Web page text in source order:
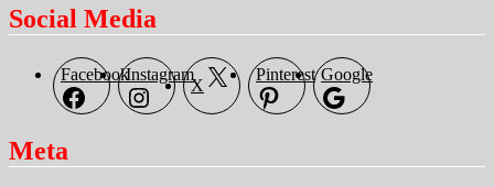
Social Media
FacebookInstagram
X
Pinterest Google
Meta